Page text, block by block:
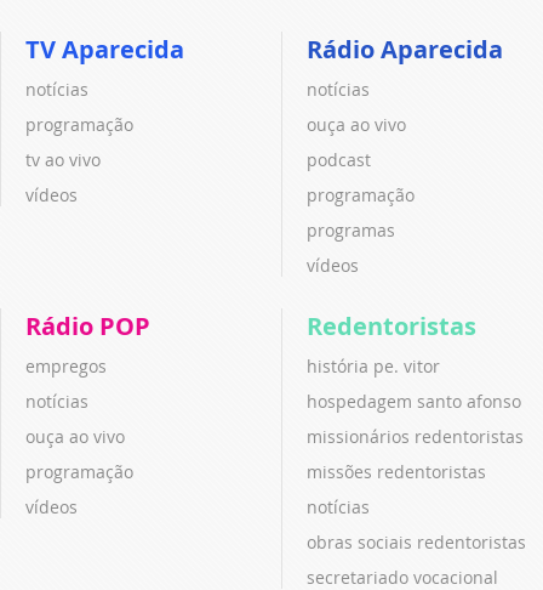
TV Aparecida
notícias
programação
tv ao vivo
vídeos
Rádio Aparecida
notícias
ouça ao vivo
podcast
programação
programas
vídeos
Rádio POP
empregos
notícias
ouça ao vivo
programação
vídeos
Redentoristas
história pe. vitor
hospedagem santo afonso
missionários redentoristas
missões redentoristas
notícias
obras sociais redentoristas
secretariado vocacional